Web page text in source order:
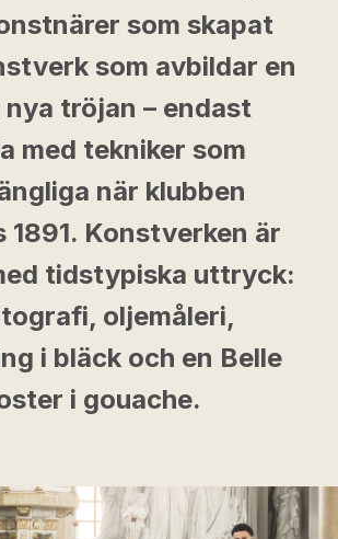
som skapat
som avbildar en
nya tröjan – endast
med tekniker som
när klubben
1891. Konstverken är
tidstypiska uttryck:
oljemåleri,
i bläck och en Belle
i gouache.